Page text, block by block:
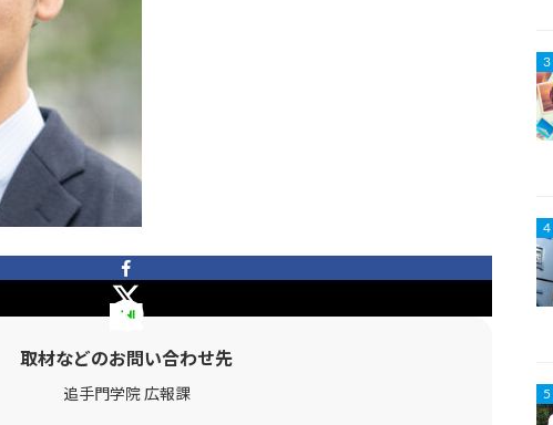
取材などのお問い合わせ先
追手門学院 広報課
3
4
5